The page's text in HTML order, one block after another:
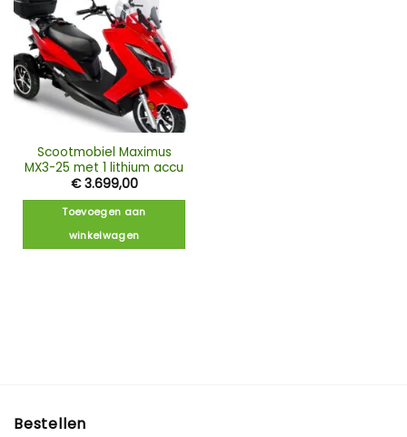
Scootmobiel Maximus
MX3-25 met 1 lithium accu
€3.699,00
Toevoegen aan
winkelwagen
Bestellen